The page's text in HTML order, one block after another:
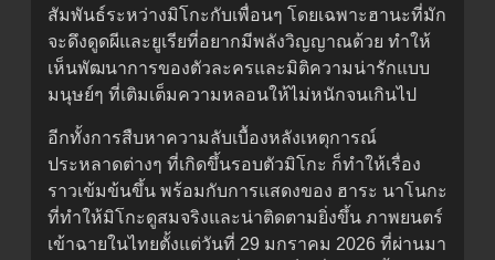
สัมพันธ์ระหว่างมิโกะกับเพื่อนๆ โดยเฉพาะฮานะที่มัก
จะดึงดูดผีและยูเรียที่อยากมีพลังวิญญาณด้วย ทำให้
เห็นพัฒนาการของตัวละครและมิติความน่ารักแบบ
มนุษย์ๆ ที่เติมเต็มความหลอนให้ไม่หนักจนเกินไป
อีกทั้งการสืบหาความลับเบื้องหลังเหตุการณ์
ประหลาดต่างๆ ที่เกิดขึ้นรอบตัวมิโกะ ก็ทำให้เรื่อง
ราวเข้มข้นขึ้น พร้อมกับการแสดงของ ฮาระ นาโนกะ
ที่ทำให้มิโกะดูสมจริงและน่าติดตามยิ่งขึ้น ภาพยนตร์
เข้าฉายในไทยตั้งแต่วันที่ 29 มกราคม 2026 ที่ผ่านมา